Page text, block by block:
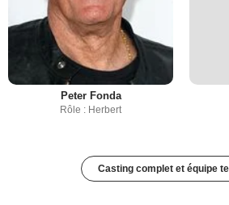
Peter Fonda
Rôle : Herbert
Casting complet et équipe